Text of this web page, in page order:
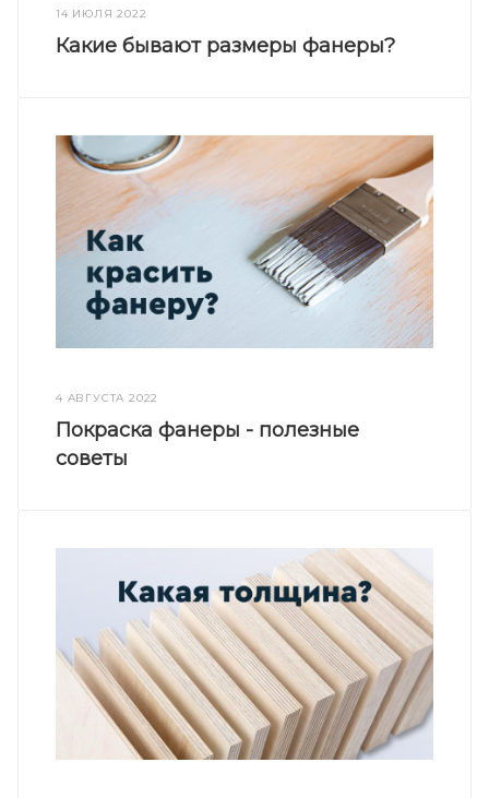
14 ИЮЛЯ 2022
Какие бывают размеры фанеры?
4 АВГУСТА 2022
Покраска фанеры - полезные
советы